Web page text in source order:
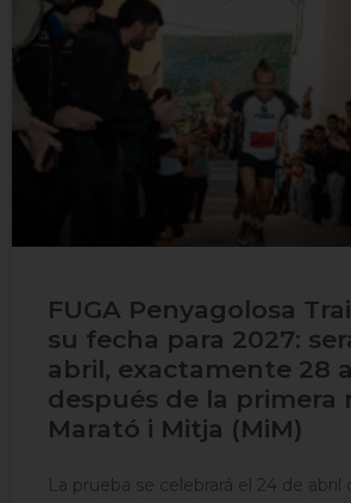
FUGA Penyagolosa
su fecha para 2027:
abril, exactamente 28
después de la primera
Marató i Mitja (MiM)
La prueba se celebrará el 24 de abril